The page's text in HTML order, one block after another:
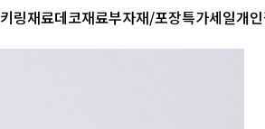
키링재료데코재료부자재/포장특가세일개